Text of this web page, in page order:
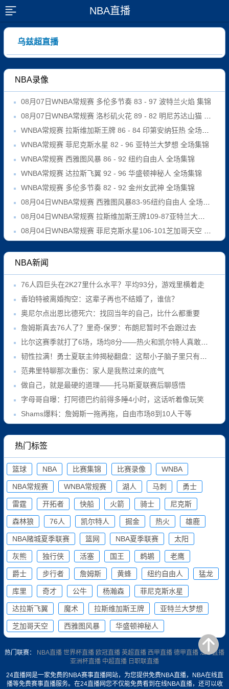
NBA直播
乌兹超直播
NBA录像
08月07日WNBA常规赛 多伦多节奏 83 - 97 波特兰火焰 集锦
08月07日WNBA常规赛 洛杉矶火花 89 - 82 明尼苏达山猫 全场集锦
WNBA常规赛 拉斯维加斯王牌 86 - 84 印第安纳狂热 全场集锦
WNBA常规赛 菲尼克斯水星 82 - 96 亚特兰大梦想 全场集锦
WNBA常规赛 西雅图风暴 86 - 92 纽约自由人 全场集锦
WNBA常规赛 达拉斯飞翼 92 - 96 华盛顿神秘人 全场集锦
WNBA常规赛 多伦多节奏 82 - 92 金州女武神 全场集锦
08月04日WNBA常规赛 西雅图风暴83-95纽约自由人 全场集锦
08月04日WNBA常规赛 拉斯维加斯王牌109-87亚特兰大梦想 全场集锦
08月04日WNBA常规赛 菲尼克斯水星106-101芝加哥天空 全场集锦
NBA新闻
76人四巨头在2K27里什么水平？平均93分，游戏里横着走
香珀特被离婚掏空：这辈子再也不结婚了，谁信？
奥尼尔点出恩比德死穴：找回当年的自己，比什么都重要
詹姆斯真去76人了？里奇-保罗：布朗尼暂时不会跟过去
比尔这赛季就打了6场，场均8分——热火和凯尔特人真敢接盘？
韧性拉满！勇士夏联主帅揭秘翻盘：这帮小子脑子里只有战术
范弗里特聊那次重伤：家人是我熬过来的底气
做自己，就是最硬的道理——托马斯夏联赛后聊感悟
字母哥自曝：打阿德巴约前得多睡4小时，这话听着像玩笑
Shams爆料：詹姆斯一拖再拖，自由市场8到10人干等
热门标签
篮球 NBA 比赛集锦 比赛录像 WNBA
NBA常规赛 WNBA常规赛 湖人 马刺 勇士
雷霆 开拓者 快船 火箭 骑士 尼克斯
森林狼 76人 凯尔特人 掘金 热火 雄鹿
NBA赌城夏季联赛 篮网 NBA夏季联赛 太阳
灰熊 独行侠 活塞 国王 鹈鹕 老鹰
爵士 步行者 詹姆斯 黄蜂 纽约自由人 猛龙
库里 奇才 公牛 杨瀚森 菲尼克斯水星
达拉斯飞翼 魔术 拉斯维加斯王牌 亚特兰大梦想
芝加哥天空 西雅图风暴 华盛顿神秘人
热门联赛： NBA直播 世界杯直播 欧冠直播 英超直播 西甲直播 德甲直播 法甲直播
亚洲杯直播 中超直播 日职联直播
24直播网是一家免费的NBA赛事直播网站，为您提供免费NBA直播，NBA在线直
播等免费赛事直播服务。在24直播网您不仅能免费看到在线NBA直播，还可以收